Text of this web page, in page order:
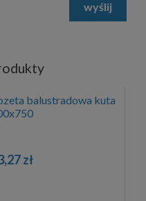
wyślij
balustradowa kuta
zł